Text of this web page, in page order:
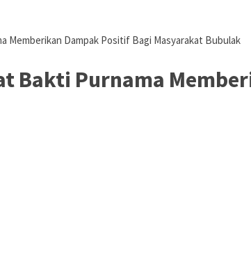
Memberikan Dampak Positif Bagi Masyarakat Bubulak
Bakti Purnama